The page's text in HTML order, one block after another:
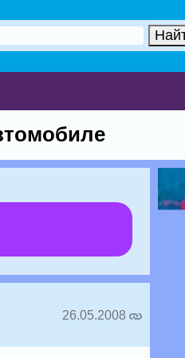
26.05.2008